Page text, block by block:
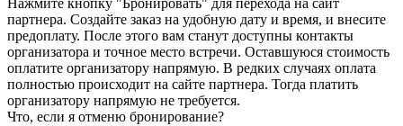
партнера. Создайте заказ на удобную дату и время, и внесите
предоплату. После этого вам станут доступны контакты
организатора и точное место встречи. Оставшуюся стоимость
оплатите организатору напрямую. В редких случаях оплата
полностью происходит на сайте партнера. Тогда платить
организатору напрямую не требуется.
Что, если я отменю бронирование?